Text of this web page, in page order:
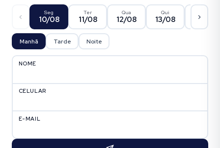
Seg
10/08
Ter
11/08
Qua
12/08
Qui
13/08 14/08
Manhã Tarde Noite
NOME
CELULAR
E-MAIL